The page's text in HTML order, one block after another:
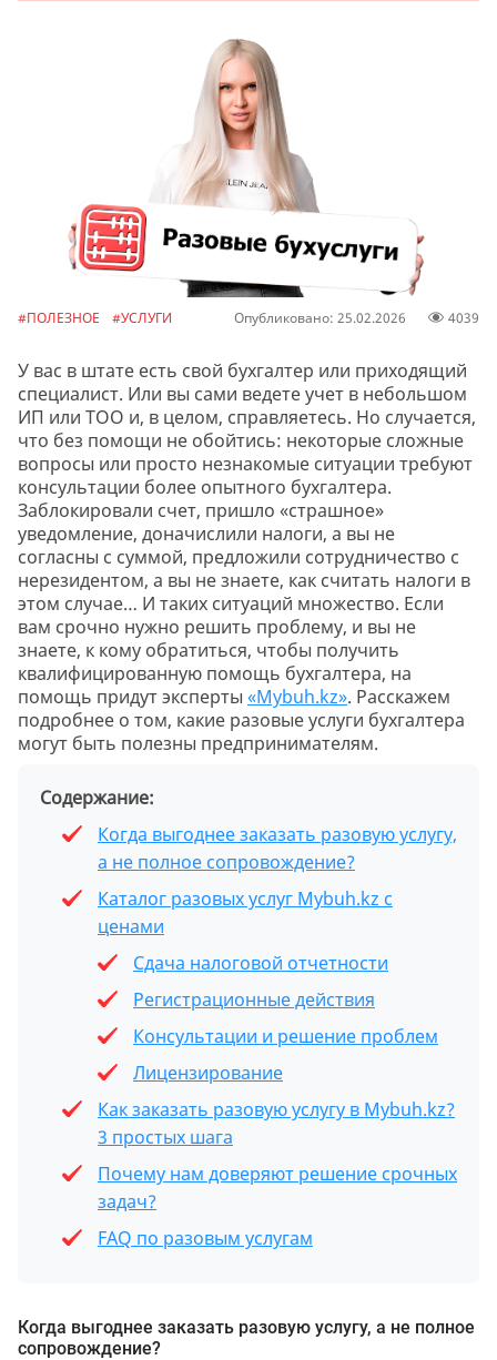
#ПОЛЕЗНОЕ #УСЛУГИ Опубликовано: 25.02.2026 4039
У вас в штате есть свой бухгалтер или приходящий
специалист. Или вы сами ведете учет в небольшом
ИП или ТОО и, в целом, справляетесь. Но случается,
что без помощи не обойтись: некоторые сложные
вопросы или просто незнакомые ситуации требуют
консультации более опытного бухгалтера.
Заблокировали счет, пришло «страшное»
уведомление, доначислили налоги, а вы не
согласны с суммой, предложили сотрудничество с
нерезидентом, а вы не знаете, как считать налоги в
этом случае… И таких ситуаций множество. Если
вам срочно нужно решить проблему, и вы не
знаете, к кому обратиться, чтобы получить
квалифицированную помощь бухгалтера, на
помощь придут эксперты «Mybuh.kz». Расскажем
подробнее о том, какие разовые услуги бухгалтера
могут быть полезны предпринимателям.
Содержание:
Когда выгоднее заказать разовую услугу,
а не полное сопровождение?
Каталог разовых услуг Mybuh.kz с
ценами
Сдача налоговой отчетности
Регистрационные действия
Консультации и решение проблем
Лицензирование
Как заказать разовую услугу в Mybuh.kz?
3 простых шага
Почему нам доверяют решение срочных
задач?
FAQ по разовым услугам
Когда выгоднее заказать разовую услугу, а не полное
сопровождение?